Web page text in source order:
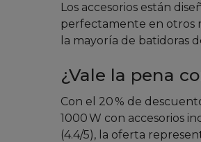
Los accesorios están
perfectamente en otros
la mayoría de batidoras
¿Vale la pena
Con el 20 % de
1000 W con accesorios
(4.4/5), la oferta